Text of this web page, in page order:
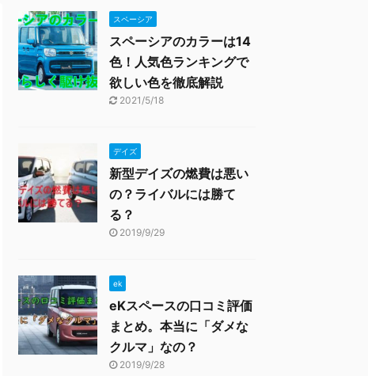
スペーシア
スペーシアのカラーは14
色！人気色ランキングで
欲しい色を徹底解説
2021/5/18
デイズ
新型デイズの燃費は悪い
の？ライバルには勝て
る？
2019/9/29
ek
eKスペースの口コミ評価
まとめ。本当に「ダメな
クルマ」なの？
2019/9/28